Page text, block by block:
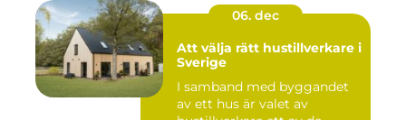
06. dec
Att välja rätt hustillverkare i
Sverige
I samband med byggandet
av ett hus är valet av